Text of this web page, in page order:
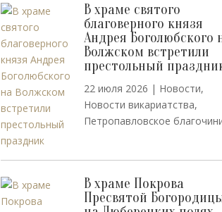
В храме святого
благоверного князя
Андрея Боголюбского
Волжском встретили
престольный
22 июля 2026 | Новости,
Новости викариатства,
Петропавловское
В храме Покрова
Пресвятой